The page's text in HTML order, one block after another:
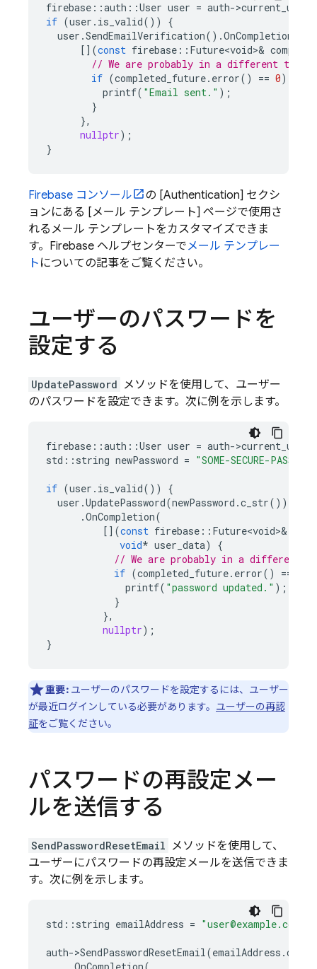
firebase ::auth ::User user = auth->current_user
if (user . is_valid())
{
user .SendEmailVerification().OnCompletion
[](const firebase :: Future<void>&
// We are probably in a different
if (completed_future. error() == 0)
printf( "Email sent." );
}
},
nullptr);
}
Firebase コンソール
の [Authentication] セクシ
ョンにある [メール テンプレート] ページで使用さ
れるメール テンプレートをカスタマイズできま
す。Firebase ヘルプセンターでメール テンプレー
ト についての記事をご覧ください。
ユーザーのパスワードを
設定する
UpdatePassword メソッドを使用して、ユーザー
のパスワードを設定できます。次に例を示します。
firebase ::auth ::User user = auth->current_user
std :: string newPassword = "SOME-SECURE-
if (user . is_valid())
{
user .UpdatePassword(newPassword .c_str())
.OnCompletion(
[](const firebase :: Future<void>&
void* user_data)
{
// We are probably in a different
if (completed_future. error() ==
printf( "password updated." );
}
},
nullptr);
}
重要:ユーザーのパスワードを設定するには、ユーザー
が最近ログインしている必要があります。 ユーザーの再認
証をご覧ください。
パスワードの再設定メー
ルを送信する
SendPasswordResetEmail メソッドを使用して、
ユーザーにパスワードの再設定メールを送信できま
す。次に例を示します。
std :: string emailAddress = "user@example.com"
auth->SendPasswordResetEmail(emailAddress .c_str